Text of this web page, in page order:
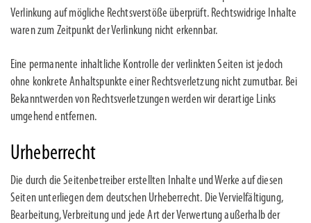
Verlinkung auf mögliche Rechtsverstöße überprüft. Rechtswidrige Inhalte
waren zum Zeitpunkt der Verlinkung nicht erkennbar.
Eine permanente inhaltliche Kontrolle der verlinkten Seiten ist jedoch
ohne konkrete Anhaltspunkte einer Rechtsverletzung nicht zumutbar. Bei
Bekanntwerden von Rechtsverletzungen werden wir derartige Links
umgehend entfernen.
Urheberrecht
Die durch die Seitenbetreiber erstellten Inhalte und Werke auf diesen
Seiten unterliegen dem deutschen Urheberrecht. Die Vervielfältigung,
Bearbeitung, Verbreitung und jede Art der Verwertung außerhalb der